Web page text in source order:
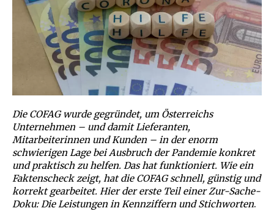
Die COFAG wurde gegründet, um Österreichs
Unternehmen – und damit Lieferanten,
Mitarbeiterinnen und Kunden – in der enorm
schwierigen Lage bei Ausbruch der Pandemie konkret
und praktisch zu helfen. Das hat funktioniert. Wie ein
Faktenscheck zeigt, hat die COFAG schnell, günstig und
korrekt gearbeitet. Hier der erste Teil einer Zur-Sache-
Doku: Die Leistungen in Kennziffern und Stichworten.